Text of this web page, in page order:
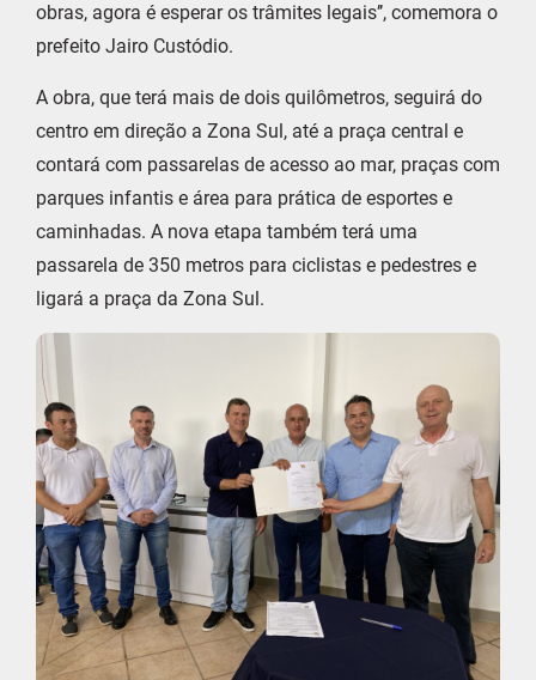
obras, agora é esperar os trâmites legais’’, comemora o
prefeito Jairo Custódio.
A obra, que terá mais de dois quilômetros, seguirá do
centro em direção a Zona Sul, até a praça central e
contará com passarelas de acesso ao mar, praças com
parques infantis e área para prática de esportes e
caminhadas. A nova etapa também terá uma
passarela de 350 metros para ciclistas e pedestres e
ligará a praça da Zona Sul.